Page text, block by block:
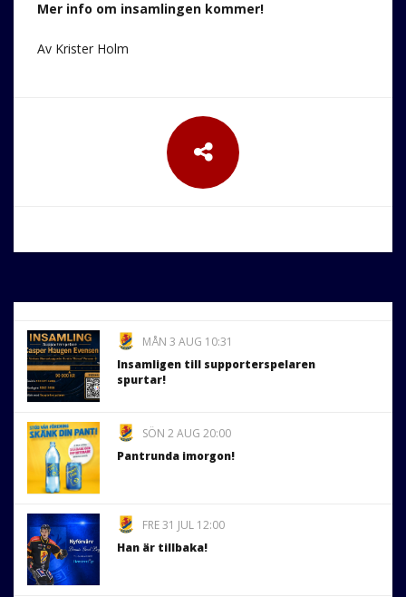
Mer info om insamlingen kommer!
Av Krister Holm
MÅN 3 AUG 10:31
Insamligen till supporterspelaren
spurtar!
SÖN 2 AUG 20:00
Pantrunda imorgon!
FRE 31 JUL 12:00
Han är tillbaka!